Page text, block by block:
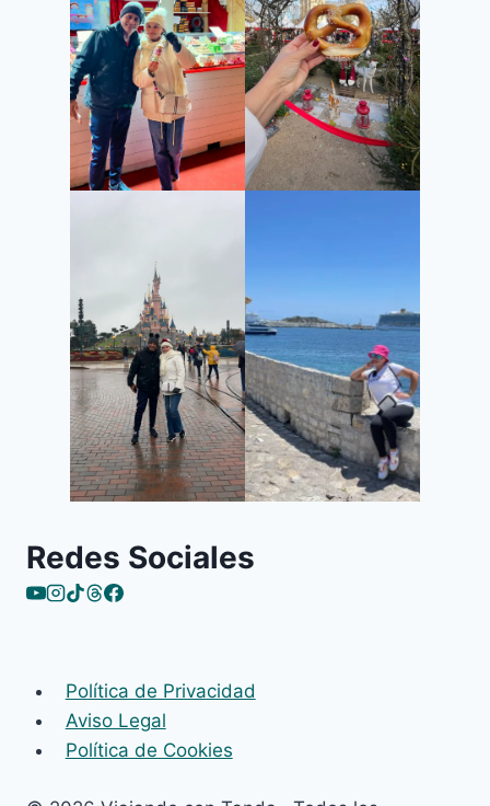
Redes Sociales
Política de Privacidad
Aviso Legal
Política de Cookies